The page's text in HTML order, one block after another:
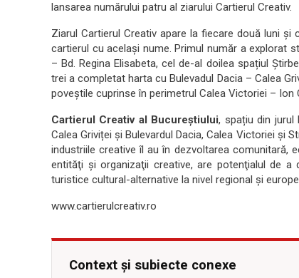
lansarea numărului patru al ziarului Cartierul Creativ.
Ziarul Cartierul Creativ apare la fiecare două luni
cartierul cu același nume. Primul număr a explorat
– Bd. Regina Elisabeta, cel de-al doilea spațiul
trei a completat harta cu Bulevadul Dacia – Calea
poveștile cuprinse în perimetrul Calea Victoriei – Ion
Cartierul Creativ al Bucureștiului, spațiu din jurul
Calea Griviței și Bulevardul Dacia, Calea Victoriei și
industriile creative îl au în dezvoltarea comunitară,
entităţi și organizaţii creative, are potenţialul de a
turistice cultural-alternative la nivel regional și
www.cartierulcreativ.ro
Context și subiecte conexe